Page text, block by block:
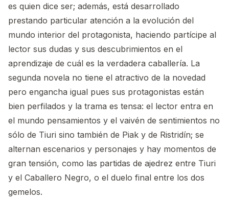
es quien dice ser; además, está desarrollado
prestando particular atención a la evolución del
mundo interior del protagonista, haciendo partícipe al
lector sus dudas y sus descubrimientos en el
aprendizaje de cuál es la verdadera caballería. La
segunda novela no tiene el atractivo de la novedad
pero engancha igual pues sus protagonistas están
bien perfilados y la trama es tensa: el lector entra en
el mundo pensamientos y el vaivén de sentimientos no
sólo de Tiuri sino también de Piak y de Ristridín; se
alternan escenarios y personajes y hay momentos de
gran tensión, como las partidas de ajedrez entre Tiuri
y el Caballero Negro, o el duelo final entre los dos
gemelos.